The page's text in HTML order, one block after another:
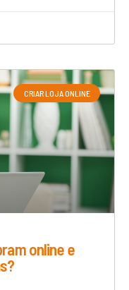
CRIAR LOJA ONLINE
online e